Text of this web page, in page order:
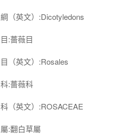
綱（英文）:Dicotyledons
目:薔薇目
目（英文）:Rosales
科:薔薇科
科（英文）:ROSACEAE
屬:翻白草屬